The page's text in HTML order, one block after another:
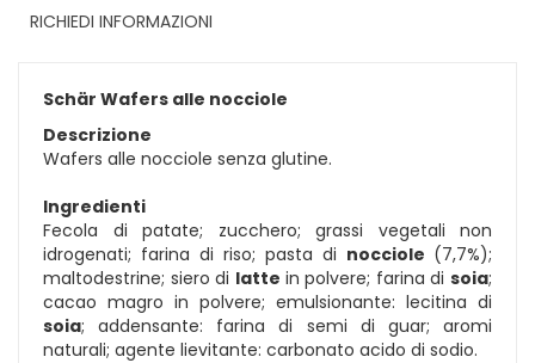
RICHIEDI INFORMAZIONI
Schär Wafers alle nocciole
Descrizione
Wafers alle nocciole senza glutine.
Ingredienti
Fecola di patate; zucchero; grassi vegetali non
idrogenati; farina di riso; pasta di nocciole (7,7%);
maltodestrine; siero di latte in polvere; farina di soia;
cacao magro in polvere; emulsionante: lecitina di
soia; addensante: farina di semi di guar; aromi
naturali; agente lievitante: carbonato acido di sodio.